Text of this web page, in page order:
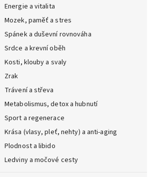
Energie a vitalita
Mozek, paměť a stres
Spánek a duševní rovnováha
Srdce a krevní oběh
Kosti, klouby a svaly
Zrak
Trávení a střeva
Metabolismus, detox a hubnutí
Sport a regenerace
Krása (vlasy, pleť, nehty) a anti-aging
Plodnost a libido
Ledviny a močové cesty